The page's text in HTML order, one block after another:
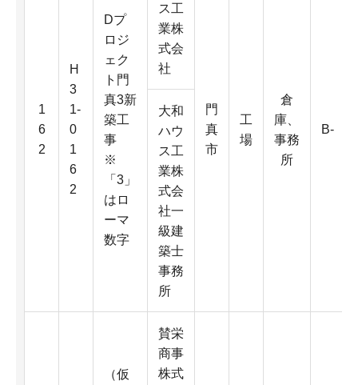
1
6
2
H
3
1-
0
1
6
2
Dプ
ロジ
ェク
ト門
真3新
築工
事
※
「3」
はロ
ーマ
数字
ス工
業株
式会
社
門
真
市
工
場
倉
庫、
事務
所
B-
大和
ハウ
ス工
業株
式会
社一
級建
築士
事務
所
（仮
賛栄
商事
株式